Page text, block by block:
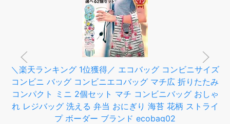
＼楽天ランキング 1位獲得／ エコバッグ コンビニサイズ
コンビニ バッグ コンビニエコバッグ マチ広 折りたたみ
コンパクト ミニ 2個セット マチ コンビニバッグ おしゃ
れ レジバッグ 洗える 弁当 おにぎり 海苔 花柄 ストライ
プ ボーダー ブランド ecobag02